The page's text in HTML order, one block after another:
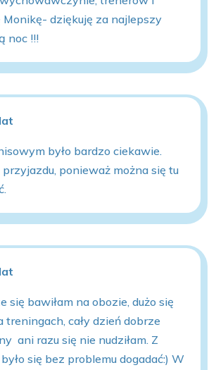
dziękuję za najlepszy
noc !!!
było bardzo ciekawie.
przyjazdu, ponieważ można się tu
się bawiłam na obozie, dużo się
treningach, cały dzień dobrze
ani razu się nie nudziłam. Z
się bez problemu dogadać:) W